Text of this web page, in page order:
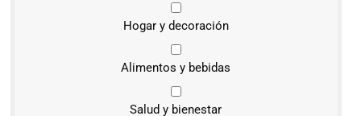
Hogar y decoración
Alimentos y bebidas
Salud y bienestar